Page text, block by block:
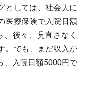
としては、社会人に
医療保険で入院日額
後々、見直さなく
。でも、まだ収入が
、入院日額5000円で